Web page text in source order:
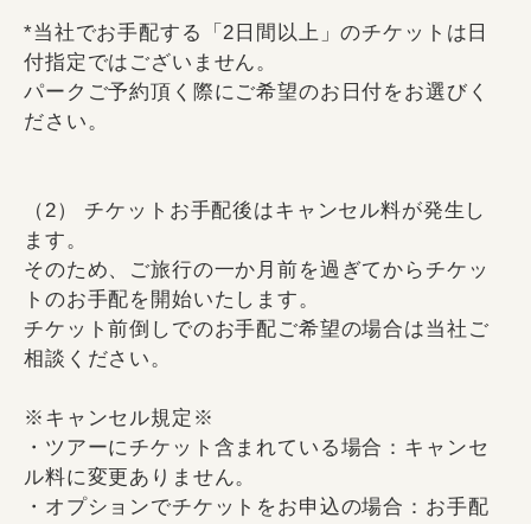
*当社でお手配する「2日間以上」のチケットは日
付指定ではございません。
パークご予約頂く際にご希望のお日付をお選びく
ださい。
（2） チケットお手配後はキャンセル料が発生し
ます。
そのため、ご旅行の一か月前を過ぎてからチケッ
トのお手配を開始いたします。
チケット前倒しでのお手配ご希望の場合は当社ご
相談ください。
※キャンセル規定※
・ツアーにチケット含まれている場合：キャンセ
ル料に変更ありません。
・オプションでチケットをお申込の場合：お手配